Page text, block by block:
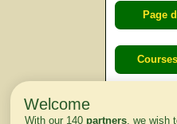
Page
Welcome
With our 140 partners, we wish